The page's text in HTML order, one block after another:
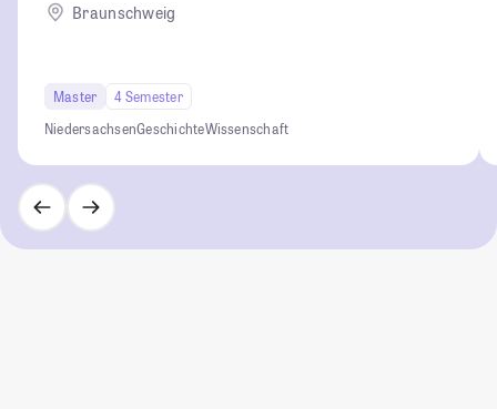
Braunschweig
Master
4 Semester
NiedersachsenGeschichteWissenschaft